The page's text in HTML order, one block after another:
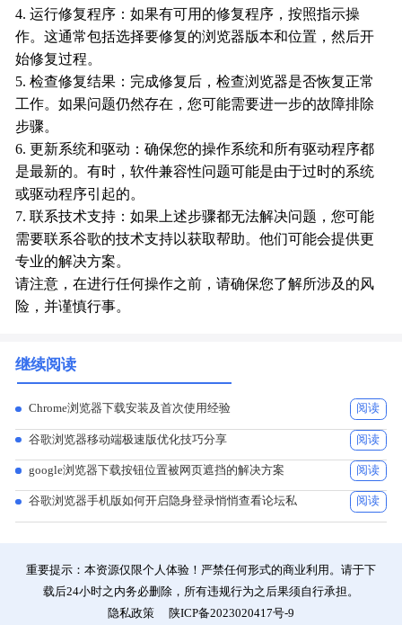
4. 运行修复程序：如果有可用的修复程序，按照指示操
作。这通常包括选择要修复的浏览器版本和位置，然后开
始修复过程。
5. 检查修复结果：完成修复后，检查浏览器是否恢复正常
工作。如果问题仍然存在，您可能需要进一步的故障排除
步骤。
6. 更新系统和驱动：确保您的操作系统和所有驱动程序都
是最新的。有时，软件兼容性问题可能是由于过时的系统
或驱动程序引起的。
7. 联系技术支持：如果上述步骤都无法解决问题，您可能
需要联系谷歌的技术支持以获取帮助。他们可能会提供更
专业的解决方案。
请注意，在进行任何操作之前，请确保您了解所涉及的风
险，并谨慎行事。
继续阅读
Chrome浏览器下载安装及首次使用经验 阅读
谷歌浏览器移动端极速版优化技巧分享 阅读
google浏览器下载按钮位置被网页遮挡的解决方案 阅读
谷歌浏览器手机版如何开启隐身登录悄悄查看论坛私 阅读
重要提示：本资源仅限个人体验！严禁任何形式的商业利用。请于下
载后24小时之内务必删除，所有违规行为之后果须自行承担。
隐私政策
陕ICP备2023020417号-9